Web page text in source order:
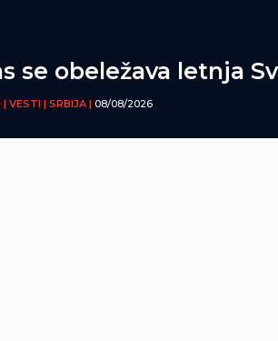
se obeležava letnja
| VESTI | SRBIJA | 08/08/2026